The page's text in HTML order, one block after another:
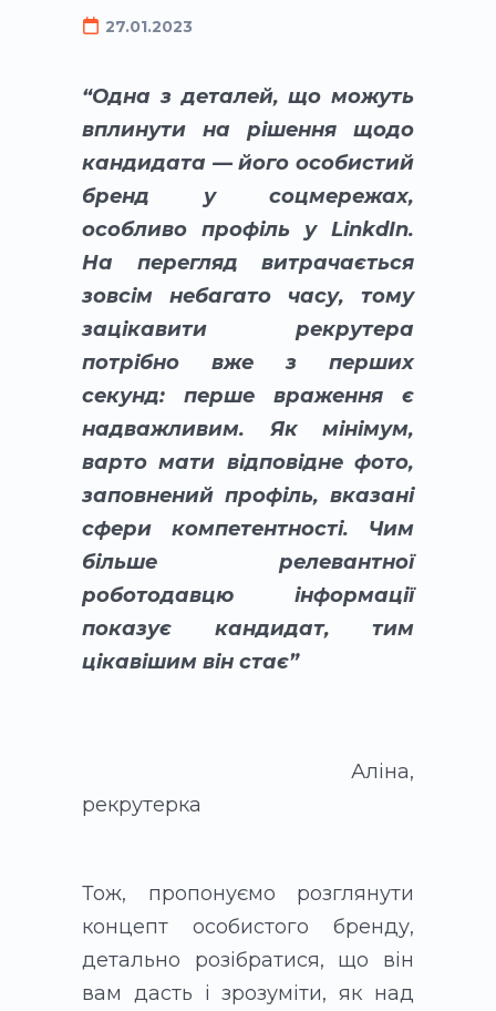
27.01.2023
“Одна з деталей, що можуть
вплинути на рішення щодо
кандидата — його особистий
бренд у соцмережах,
особливо профіль у LinkdIn.
На перегляд витрачається
зовсім небагато часу, тому
зацікавити рекрутера
потрібно вже з перших
секунд: перше враження є
надважливим. Як мінімум,
варто мати відповідне фото,
заповнений профіль, вказані
сфери компетентності. Чим
більше релевантної
роботодавцю інформації
показує кандидат, тим
цікавішим він стає”
Аліна,
рекрутерка
Тож, пропонуємо розглянути
концепт особистого бренду,
детально розібратися, що він
вам дасть і зрозуміти, як над